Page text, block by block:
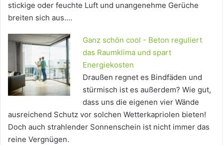
stickige oder feuchte Luft und unangenehme Gerüche
breiten sich aus.…
Ganz schön cool - Beton reguliert
das Raumklima und spart
Energiekosten
Draußen regnet es Bindfäden und
stürmisch ist es außerdem? Wie gut,
dass uns die eigenen vier Wände
ausreichend Schutz vor solchen Wetterkapriolen bieten!
Doch auch strahlender Sonnenschein ist nicht immer das
reine Vergnügen.